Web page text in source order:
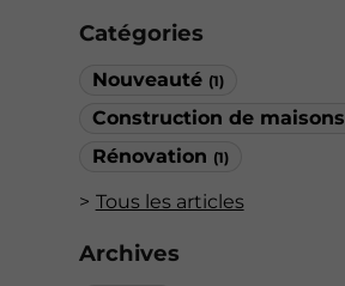
Catégories
Nouveauté (1)
Construction de maisons
Rénovation (1)
Tous les articles
Archives